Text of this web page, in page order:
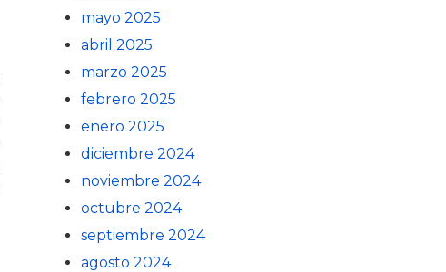
mayo 2025
abril 2025
marzo 2025
febrero 2025
enero 2025
diciembre 2024
noviembre 2024
octubre 2024
septiembre 2024
agosto 2024